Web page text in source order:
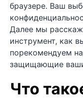
браузере. Ваш
Далее мы
инструмент, как
порекомендуем
защищающие
Что